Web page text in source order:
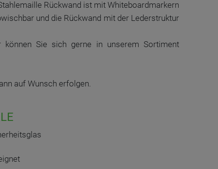
Rückwand ist mit Whiteboardmarkern
und die Rückwand mit der Lederstruktur
können Sie sich gerne in unserem Sortiment
auf Wunsch erfolgen.